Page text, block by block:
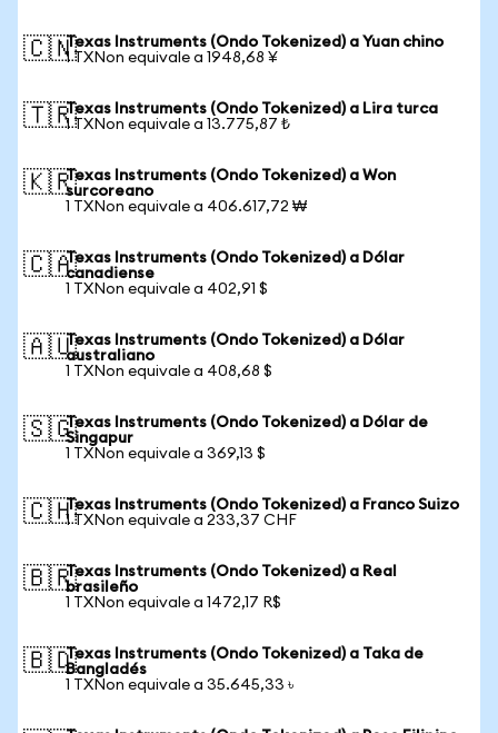
🇨🇳Texas Instruments (Ondo Tokenized) a Yuan chino
1 TXNon equivale a 1948,68 ¥
🇹🇷Texas Instruments (Ondo Tokenized) a Lira turca
1 TXNon equivale a 13.775,87 ₺
🇰🇷Texas Instruments (Ondo Tokenized) a Won
surcoreano
1 TXNon equivale a 406.617,72 ₩
🇨🇦Texas Instruments (Ondo Tokenized) a Dólar
canadiense
1 TXNon equivale a 402,91 $
🇦🇺Texas Instruments (Ondo Tokenized) a Dólar
australiano
1 TXNon equivale a 408,68 $
🇸🇬Texas Instruments (Ondo Tokenized) a Dólar de
Singapur
1 TXNon equivale a 369,13 $
🇨🇭Texas Instruments (Ondo Tokenized) a Franco Suizo
1 TXNon equivale a 233,37 CHF
🇧🇷Texas Instruments (Ondo Tokenized) a Real
brasileño
1 TXNon equivale a 1472,17 R$
🇧🇩Texas Instruments (Ondo Tokenized) a Taka de
Bangladés
1 TXNon equivale a 35.645,33 ৳